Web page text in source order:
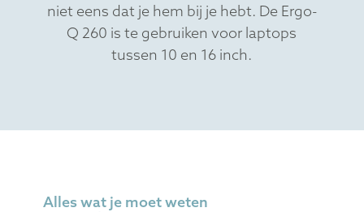
niet eens dat je hem bij je hebt. De Ergo-
Q 260 is te gebruiken voor laptops
tussen 10 en 16 inch.
Alles wat je moet weten